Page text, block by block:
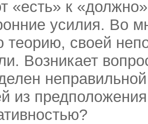
«есть» к
усилия. Во
теорию, своей
Возникает
из